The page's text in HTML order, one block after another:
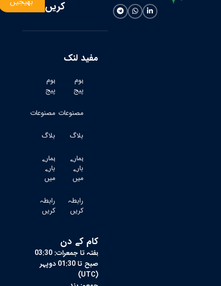
کریں
مفید لنک
ہوم
پیج
مصنوعات
بلاگ
ہمارے
بارے
میں
رابطہ
کریں
ہوم
پیج
مصنوعات
بلاگ
ہمارے
بارے
میں
رابطہ
کریں
کام کے دن
ہفتہ تا جمعرات: 03:30
صبح تا 01:30 دوپہر
(UTC)